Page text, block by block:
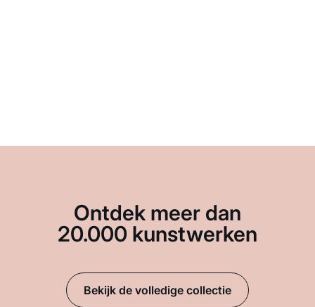
Ontdek meer dan
20.000 kunstwerken
Bekijk de volledige collectie